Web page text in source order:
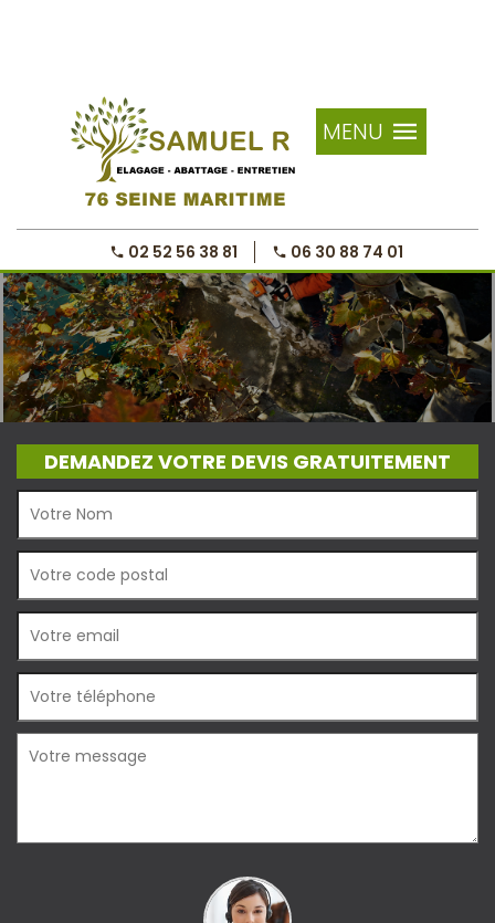
MENU
02 52 56 38 81 06 30 88 74 01
DEMANDEZ VOTRE DEVIS GRATUITEMENT